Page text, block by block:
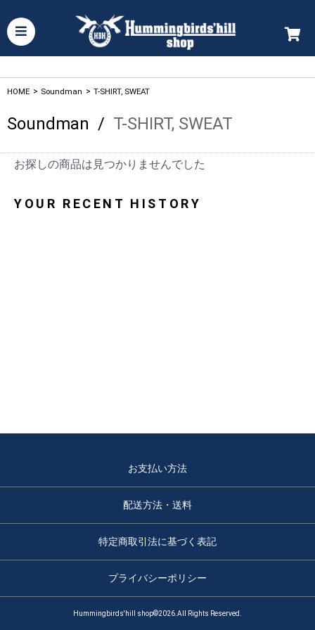
HOME > Soundman > T-SHIRT, SWEAT
Soundman / T-SHIRT, SWEAT
お探しの商品は見つかりませんでした
YOUR RECENT HISTORY
お支払い方法
配送方法・送料
特定商取引法に基づく表記
プライバシーポリシー
Hummingbirds'hill shop©2026.All Rights Reserved.